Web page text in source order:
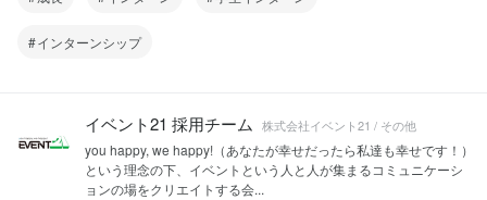
インターンシップ
イベント21 採用チーム 株式会社イベント21 / その他
you happy, we happy!（あなたが幸せだったら私達も幸せです！）
という理念の下、イベントという人と人が集まるコミュニケーシ
ョンの場をクリエイトする会...